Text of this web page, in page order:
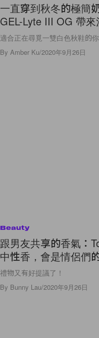
一直穿到秋冬的極簡
GEL-Lyte III OG 帶來
適合正在尋覓一雙白色秋鞋的你
By Amber Ku/2020年9月26日
Beauty
跟男友共享的香氣：
中性香，會是情侶們
禮物又有好提議了！
By Bunny Lau/2020年9月26日